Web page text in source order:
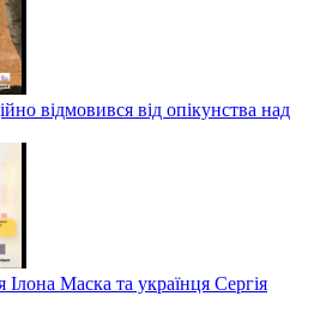
відмовився від опікунства над
Маска та українця Сергія